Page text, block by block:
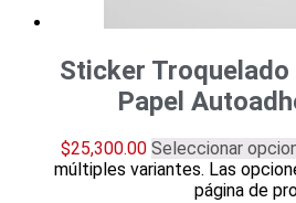
Sticker
Papel
$25,300.00 Seleccionar
múltiples variantes. Las
página de